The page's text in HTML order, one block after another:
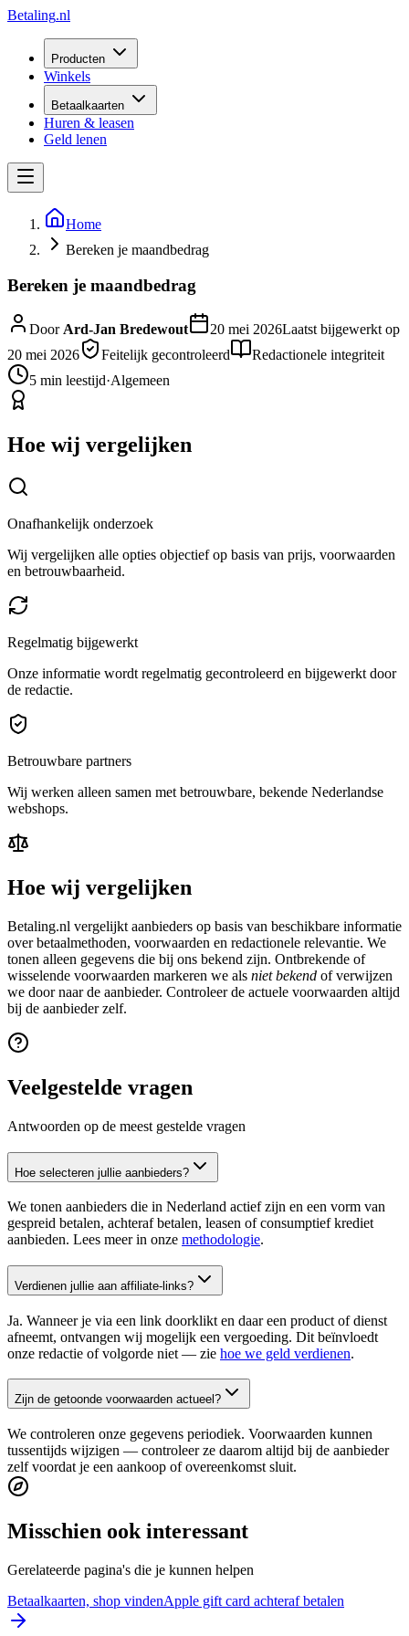
Betaling.nl
Producten
Winkels
Betaalkaarten
Huren & leasen
Geld lenen
Home
Bereken je maandbedrag
Bereken je maandbedrag
DoorArd-Jan Bredewout 20 mei 2026Laatst bijgewerkt op
20 mei 2026
Feitelijk gecontroleerd
Redactionele integriteit
5 min leestijd·Algemeen
Hoe wij vergelijken
Onafhankelijk onderzoek
Wij vergelijken alle opties objectief op basis van prijs, voorwaarden
en betrouwbaarheid.
Regelmatig bijgewerkt
Onze informatie wordt regelmatig gecontroleerd en bijgewerkt door
de redactie.
Betrouwbare partners
Wij werken alleen samen met betrouwbare, bekende Nederlandse
webshops.
Hoe wij vergelijken
Betaling.nl vergelijkt aanbieders op basis van beschikbare informatie
over betaalmethoden, voorwaarden en redactionele relevantie. We
tonen alleen gegevens die bij ons bekend zijn. Ontbrekende of
wisselende voorwaarden markeren we als niet bekend of verwijzen
we door naar de aanbieder. Controleer de actuele voorwaarden altijd
bij de aanbieder zelf.
Veelgestelde vragen
Antwoorden op de meest gestelde vragen
Hoe selecteren jullie aanbieders?
We tonen aanbieders die in Nederland actief zijn en een vorm van
gespreid betalen, achteraf betalen, leasen of consumptief krediet
aanbieden. Lees meer in onze methodologie.
Verdienen jullie aan affiliate-links?
Ja. Wanneer je via een link doorklikt en daar een product of dienst
afneemt, ontvangen wij mogelijk een vergoeding. Dit beïnvloedt
onze redactie of volgorde niet — zie hoe we geld verdienen.
Zijn de getoonde voorwaarden actueel?
We controleren onze gegevens periodiek. Voorwaarden kunnen
tussentijds wijzigen — controleer ze daarom altijd bij de aanbieder
zelf voordat je een aankoop of overeenkomst sluit.
Misschien ook interessant
Gerelateerde pagina's die je kunnen helpen
Betaalkaarten, shop vindenApple gift card achteraf betalen